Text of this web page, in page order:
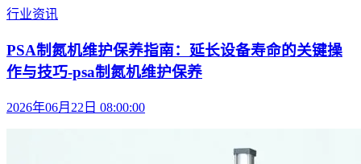
行业资讯
PSA制氮机维护保养指南：延长设备寿命的关键操
作与技巧-psa制氮机维护保养
2026年06月22日 08:00:00